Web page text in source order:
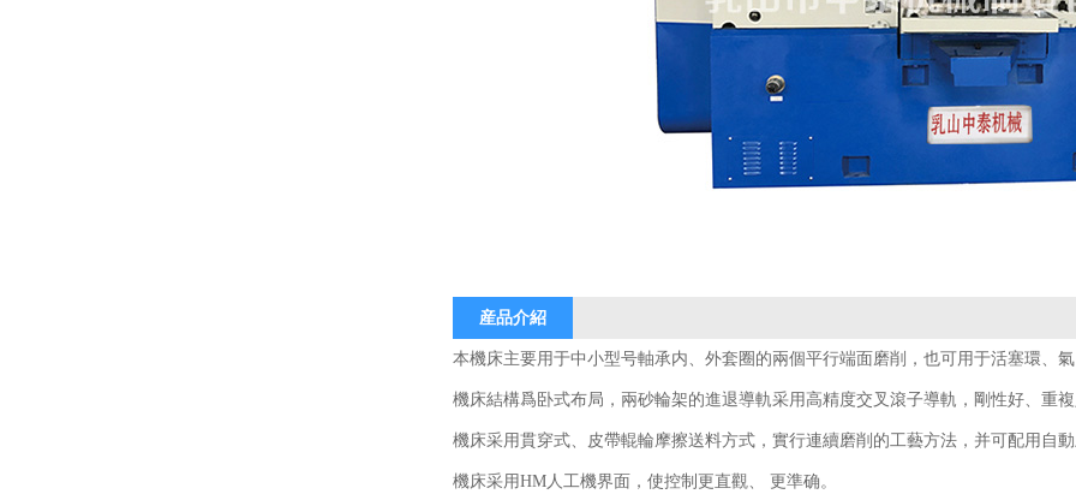
産品介紹
本機床主要用于中小型号軸承内、外套圈的兩個平行端面磨削，也可用于活塞環、
機床結構爲卧式布局，兩砂輪架的進退導軌采用高精度交叉滾子導軌，剛性好、重
機床采用貫穿式、皮帶輥輪摩擦送料方式，實行連續磨削的工藝方法，并可配用自
機床采用HM人工機界面，使控制更直觀、 更準确。